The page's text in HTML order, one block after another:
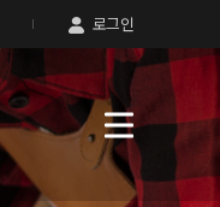
로그인